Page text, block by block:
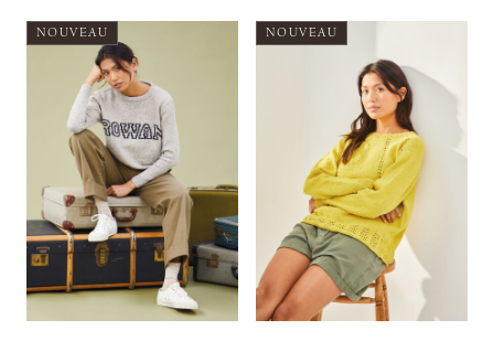
NOUVEAU NOUVEAU